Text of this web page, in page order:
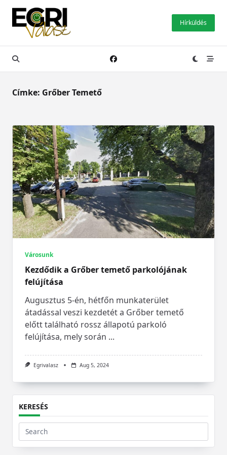
Skip
content
Hírküldés
Címke: Grőber Temető
Városunk
Kezdődik a Grőber temető parkolójának
felújítása
Augusztus 5-én, hétfőn munkaterület
átadással veszi kezdetét a Grőber temető
előtt található rossz állapotú parkoló
felújítása, mely során ...
Egrivalasz Aug 5, 2024
KERESÉS
Search
for: